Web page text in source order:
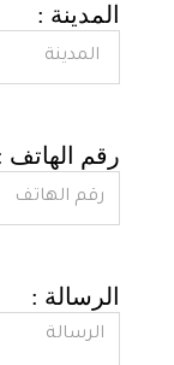
: المدينة
: رقم الهاتف
: الرسالة